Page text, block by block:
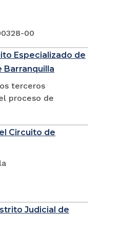
00
Especializado de
Barranquilla
terceros
proceso de
Circuito de
Judicial de